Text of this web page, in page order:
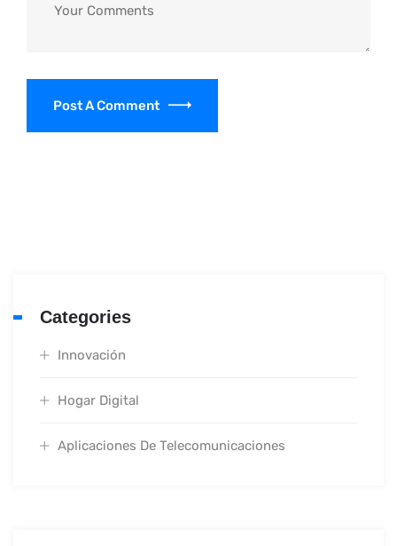
Post A Comment
Categories
Innovación
Hogar Digital
Aplicaciones De Telecomunicaciones